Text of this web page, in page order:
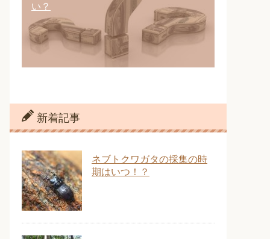
い？
新着記事
ネブトクワガタの採集の時
期はいつ！？